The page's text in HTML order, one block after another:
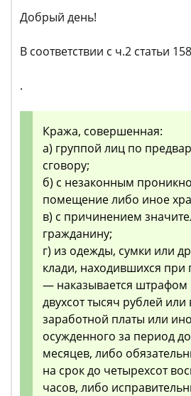
Добрый день!
В соответствии с ч.2 статьи
.
Кража, совершенная:
а) группой лиц по
сговору;
б) с незаконным
помещение либо иное
в) с причинением
гражданину;
г) из одежды, сумки или
клади, находившихся
— наказывается штрафом
двухсот тысяч рублей
заработной платы или
осужденного за период
месяцев, либо
на срок до четырехсот
часов, либо